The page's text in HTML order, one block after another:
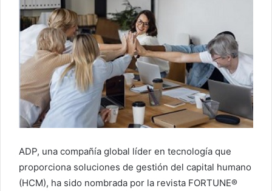
ADP, una compañía global líder en tecnología que
proporciona soluciones de gestión del capital humano
(HCM), ha sido nombrada por la revista FORTUNE®